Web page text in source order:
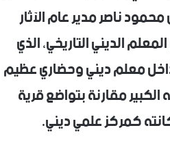
ناصر مدير عام الآثار
الديني التاريخي، الذي
داخل معلم ديني وحضاري عظيم
مقارنة بتواضع قرية
كمركز علمي ديني.